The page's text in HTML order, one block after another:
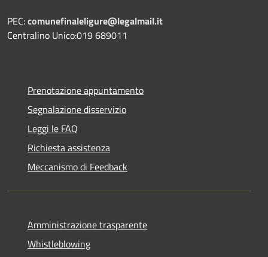
PEC:comunefinaleligure@legalmail.it
Centralino Unico:019 689011
Prenotazione appuntamento
Segnalazione disservizio
Leggi le FAQ
Richiesta assistenza
Meccanismo di Feedback
Amministrazione trasparente
Whistleblowing